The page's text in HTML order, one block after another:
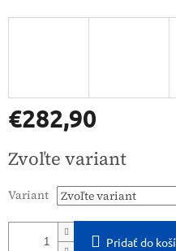
€282,90
cena:
Zvoľte variant
Variant
Pridať do